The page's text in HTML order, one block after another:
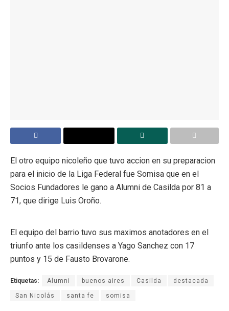
El otro equipo nicoleño que tuvo accion en su preparacion
para el inicio de la Liga Federal fue Somisa que en el
Socios Fundadores le gano a Alumni de Casilda por 81 a
71, que dirige Luis Oroño.
El equipo del barrio tuvo sus maximos anotadores en el
triunfo ante los casildenses a Yago Sanchez con 17
puntos y 15 de Fausto Brovarone.
Etiquetas: Alumni buenos aires Casilda destacada
San Nicolás santa fe somisa